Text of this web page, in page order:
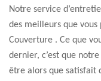
Notre service
des meilleurs que
Couverture . Ce que
dernier, c’est que
être alors que satisfait